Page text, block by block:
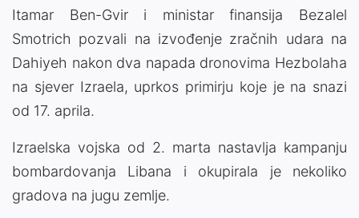
Itamar Ben-Gvir i ministar finansija Bezalel
Smotrich pozvali na izvođenje zračnih udara na
Dahiyeh nakon dva napada dronovima Hezbolaha
na sjever Izraela, uprkos primirju koje je na snazi
od 17. aprila.
Izraelska vojska od 2. marta nastavlja kampanju
bombardovanja Libana i okupirala je nekoliko
gradova na jugu zemlje.